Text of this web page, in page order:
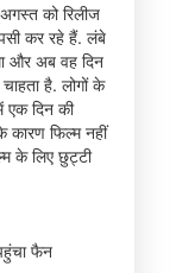
को रिलीज
कर रहे हैं. लंबे
और अब वह दिन
है. लोगों के
दिन की
फिल्म नहीं
के लिए छुट्टी
फैन